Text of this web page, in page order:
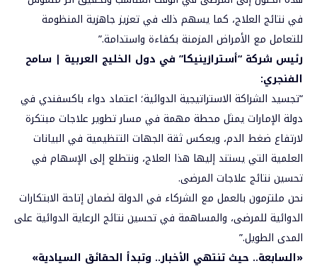
في نتائج العلاج، كما يسهم ذلك في تعزيز جاهزية المنظومة
للتعامل مع الأمراض المزمنة بكفاءة واستدامة.”
رئيس شركة “أسترازينيكا” في دول الخليج العربية | سامح
الفنجري:
“تجسيد الشراكة الاستراتيجية الدوائية؛ اعتماد دواء باكسفندي في
دولة الإمارات يمثل محطة مهمة في مسار تطوير علاجات مبتكرة
لارتفاع ضغط الدم، ويعكس ثقة الجهات التنظيمية في البيانات
العلمية التي يستند إليها هذا العلاج، ونتطلع إلى الإسهام في
تحسين نتائج علاجات المرضى.
نحن ملتزمون بالعمل مع الشركاء في الدولة لضمان إتاحة الابتكارات
الدوائية للمرضى، والمساهمة في تحسين نتائج الرعاية الدوائية على
المدى الطويل.”
«السابعة.. حيث تنتهي الأخبار.. وتبدأ الحقائق السيادية»